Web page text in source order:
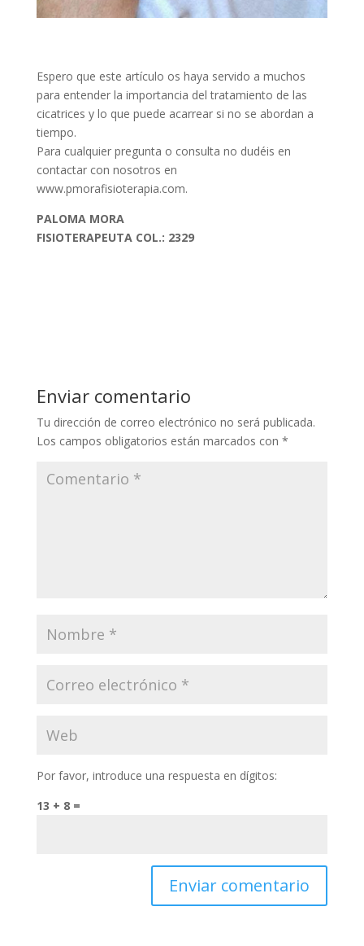
Espero que este artículo os haya servido a muchos
para entender la importancia del tratamiento de las
cicatrices y lo que puede acarrear si no se abordan a
tiempo.
Para cualquier pregunta o consulta no dudéis en
contactar con nosotros en
www.pmorafisioterapia.com.
PALOMA MORA
FISIOTERAPEUTA COL.: 2329
Enviar comentario
Tu dirección de correo electrónico no será publicada.
Los campos obligatorios están marcados con *
Por favor, introduce una respuesta en dígitos:
13 + 8 =